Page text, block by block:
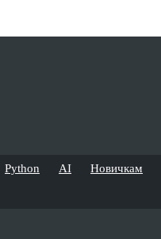
Python AI Новичкам